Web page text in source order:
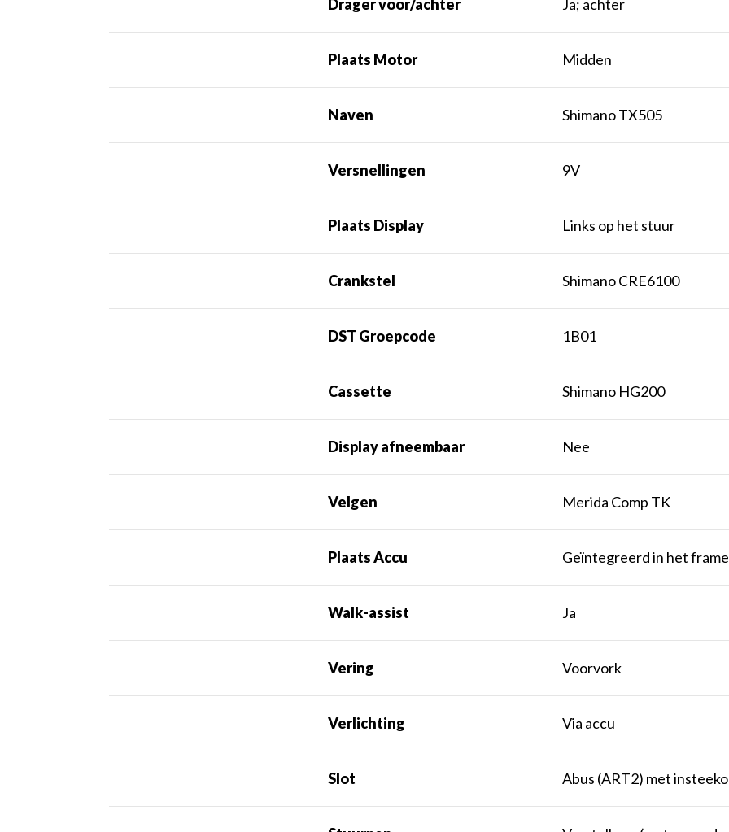
Drager voor/achter Ja; achter
Plaats Motor Midden
Naven Shimano TX505
Versnellingen 9V
Plaats Display Links op het stuur
Crankstel Shimano CRE6100
DST Groepcode 1B01
Cassette Shimano HG200
Display afneembaar Nee
Velgen Merida Comp TK
Plaats Accu Geïntegreerd in het frame
Walk-assist Ja
Vering Voorvork
Verlichting Via accu
Slot Abus (ART2) met